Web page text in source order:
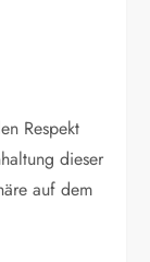
Respekt
dieser
auf dem